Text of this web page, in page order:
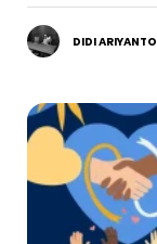
DIDI ARIYANTO